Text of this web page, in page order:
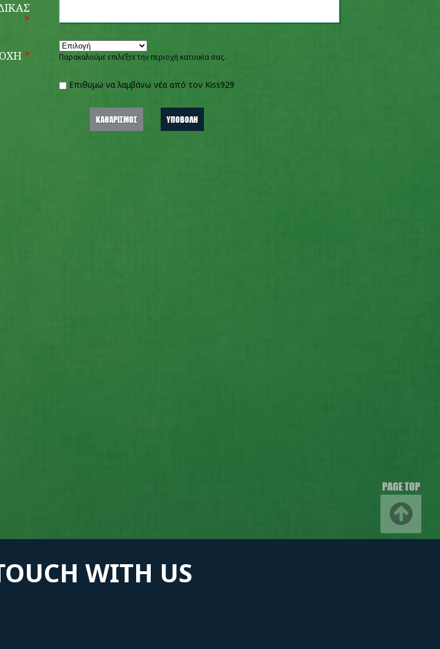
*
* Παρακαλούμε επιλέξτε την περιοχή κατοικία σας.
Επιθυμώ να λαμβάνω νέα από τον Kiss929
Επιθυμώ να λαμβάνω νέα από τον Kiss929
PAGE TOP
WITH US